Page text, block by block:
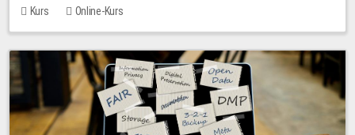
Kurs Online-Kurs